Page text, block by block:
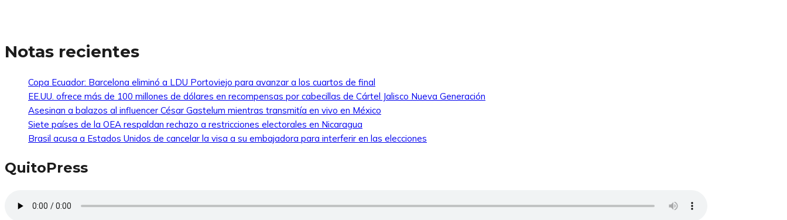
Notas recientes
Copa Ecuador: Barcelona eliminó a LDU Portoviejo para avanzar a los cuartos de final
EE.UU. ofrece más de 100 millones de dólares en recompensas por cabecillas de Cártel Jalisco Nueva Generación
Asesinan a balazos al influencer César Gastelum mientras transmitía en vivo en México
Siete países de la OEA respaldan rechazo a restricciones electorales en Nicaragua
Brasil acusa a Estados Unidos de cancelar la visa a su embajadora para interferir en las elecciones
QuitoPress